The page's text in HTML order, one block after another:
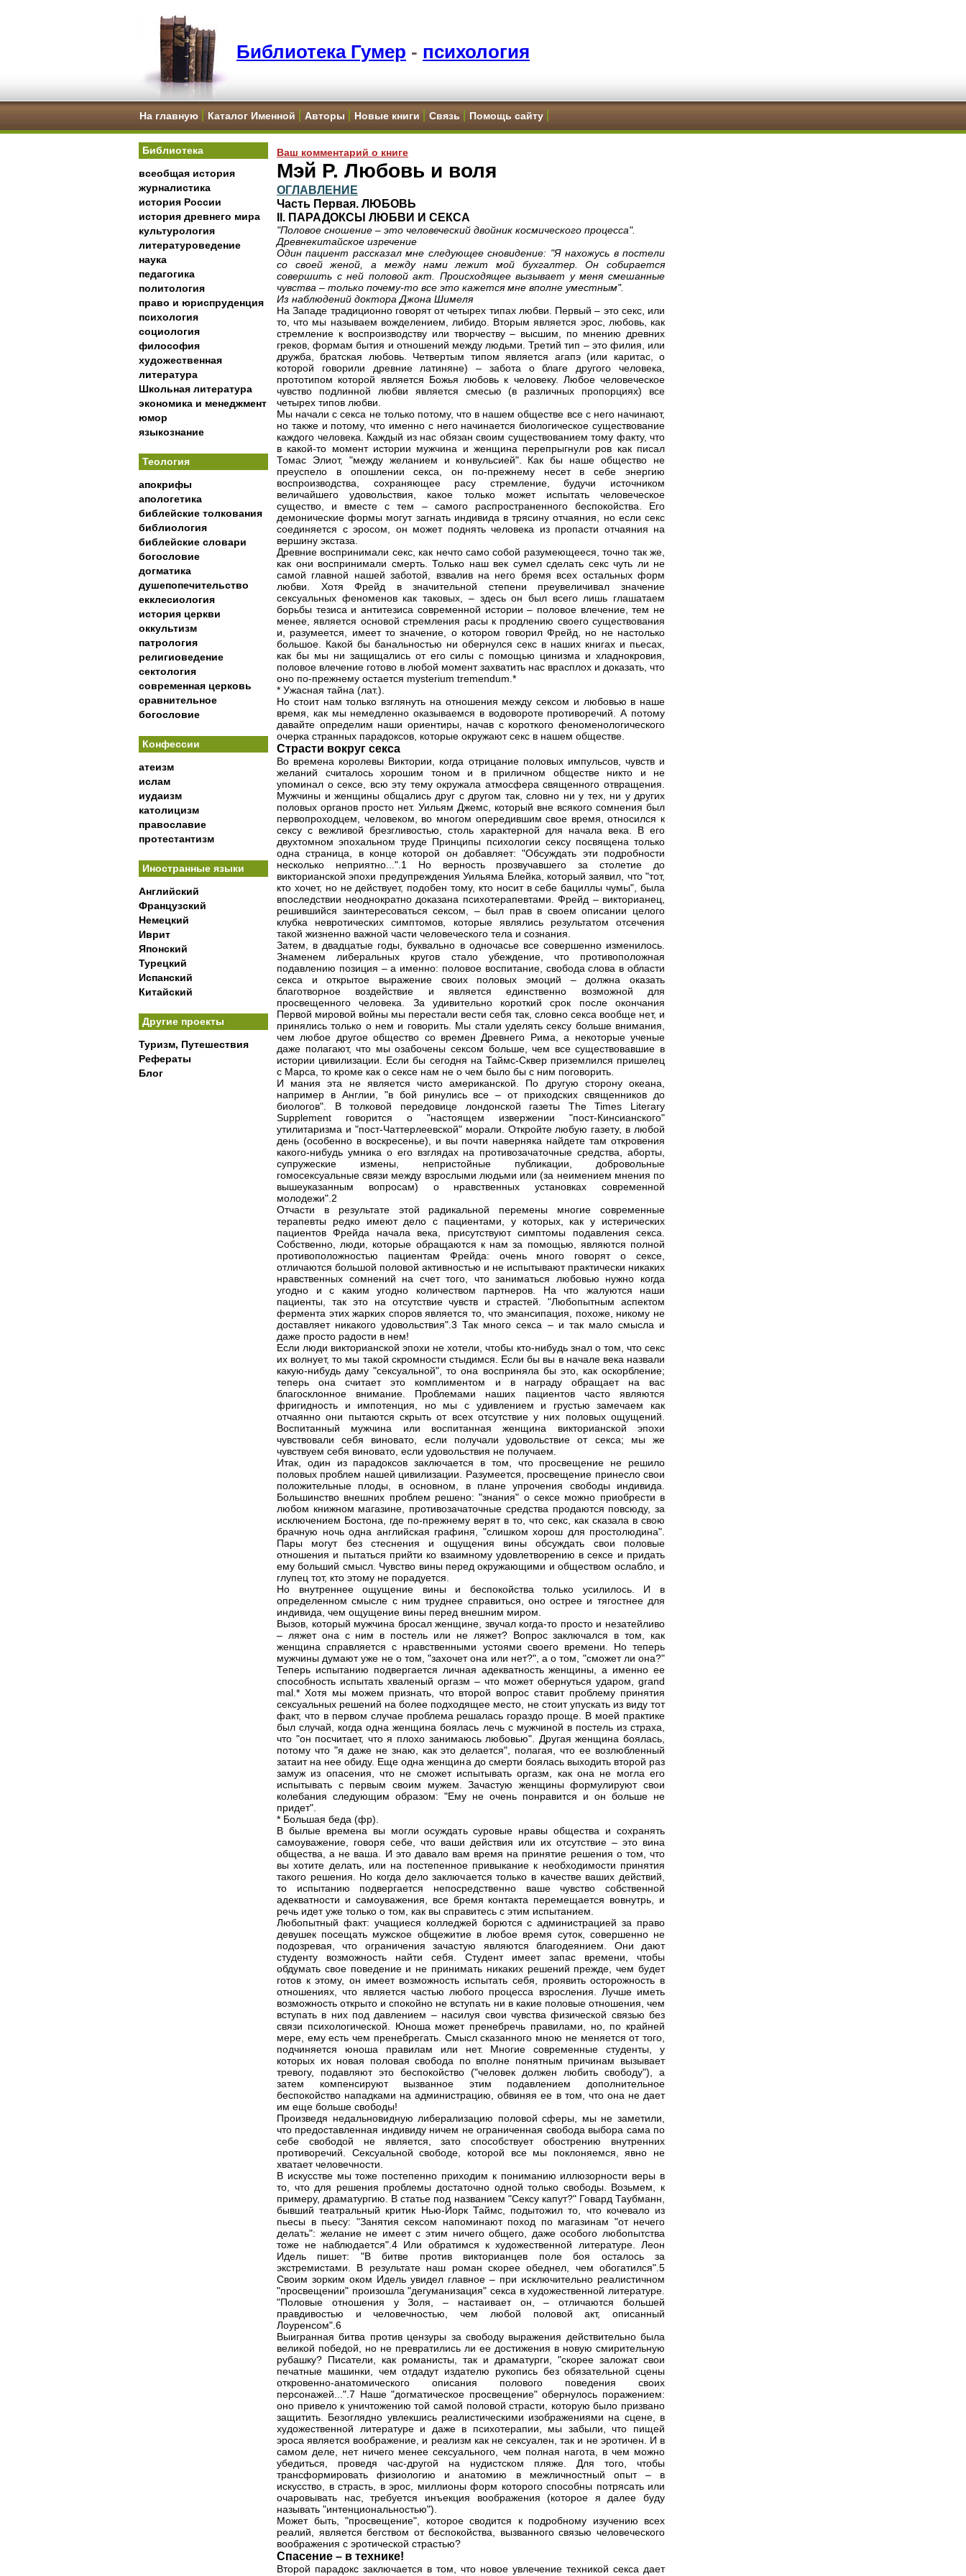
Библиотека Гумер - психология
На главную Каталог Именной Авторы Новые книги Связь Помощь сайту
Библиотека
всеобщая история
журналистика
история России
история древнего мира
культурология
литературоведение
наука
педагогика
политология
право и юриспруденция
психология
социология
философия
художественная
литература
Школьная литература
экономика и менеджмент
юмор
языкознание
Теология
апокрифы
апологетика
библейские толкования
библиология
библейские словари
богословие
догматика
душепопечительство
екклесиология
история церкви
оккультизм
патрология
религиоведение
сектология
современная церковь
сравнительное
богословие
Конфессии
атеизм
ислам
иудаизм
католицизм
православие
протестантизм
Иностранные языки
Английский
Французский
Немецкий
Иврит
Японский
Турецкий
Испанский
Китайский
Другие проекты
Туризм, Путешествия
Рефераты
Блог
Ваш комментарий о книге
Мэй Р. Любовь и воля
ОГЛАВЛЕНИЕ
Часть Первая. ЛЮБОВЬ
II. ПАРАДОКСЫ ЛЮБВИ И СЕКСА
"Половое сношение – это человеческий двойник космического процесса".
Древнекитайское изречение
Один пациент рассказал мне следующее сновидение: "Я нахожусь в постели
со своей женой, а между нами лежит мой бухгалтер. Он собирается
совершить с ней половой акт. Происходящее вызывает у меня смешанные
чувства – только почему-то все это кажется мне вполне уместным".
Из наблюдений доктора Джона Шимеля
На Западе традиционно говорят от четырех типах любви. Первый – это секс, или
то, что мы называем вожделением, либидо. Вторым является эрос, любовь, как
стремление к воспроизводству или творчеству – высшим, по мнению древних
греков, формам бытия и отношений между людьми. Третий тип – это филия, или
дружба, братская любовь. Четвертым типом является агапэ (или каритас, о
которой говорили древние латиняне) – забота о благе другого человека,
прототипом которой является Божья любовь к человеку. Любое человеческое
чувство подлинной любви является смесью (в различных пропорциях) все
четырех типов любви.
Мы начали с секса не только потому, что в нашем обществе все с него начинают,
но также и потому, что именно с него начинается биологическое существование
каждого человека. Каждый из нас обязан своим существованием тому факту, что
в какой-то момент истории мужчина и женщина перепрыгнули ров как писал
Томас Элиот, "между желанием и конвульсией". Как бы наше общество не
преуспело в опошлении секса, он по-прежнему несет в себе энергию
воспроизводства, сохраняющее расу стремление, будучи источником
величайшего удовольствия, какое только может испытать человеческое
существо, и вместе с тем – самого распространенного беспокойства. Его
демонические формы могут загнать индивида в трясину отчаяния, но если секс
соединяется с эросом, он может поднять человека из пропасти отчаяния на
вершину экстаза.
Древние воспринимали секс, как нечто само собой разумеющееся, точно так же,
как они воспринимали смерть. Только наш век сумел сделать секс чуть ли не
самой главной нашей заботой, взвалив на него бремя всех остальных форм
любви. Хотя Фрейд в значительной степени преувеличивал значение
сексуальных феноменов как таковых, – здесь он был всего лишь глашатаем
борьбы тезиса и антитезиса современной истории – половое влечение, тем не
менее, является основой стремления расы к продлению своего существования
и, разумеется, имеет то значение, о котором говорил Фрейд, но не настолько
большое. Какой бы банальностью ни обернулся секс в наших книгах и пьесах,
как бы мы ни защищались от его силы с помощью цинизма и хладнокровия,
половое влечение готово в любой момент захватить нас врасплох и доказать, что
оно по-прежнему остается mysterium tremendum.*
* Ужасная тайна (лат.).
Но стоит нам только взглянуть на отношения между сексом и любовью в наше
время, как мы немедленно оказываемся в водовороте противоречий. А потому
давайте определим наши ориентиры, начав с короткого феноменологического
очерка странных парадоксов, которые окружают секс в нашем обществе.
Страсти вокруг секса
Во времена королевы Виктории, когда отрицание половых импульсов, чувств и
желаний считалось хорошим тоном и в приличном обществе никто и не
упоминал о сексе, всю эту тему окружала атмосфера священного отвращения.
Мужчины и женщины общались друг с другом так, словно ни у тех, ни у других
половых органов просто нет. Уильям Джемс, который вне всякого сомнения был
первопроходцем, человеком, во многом опередившим свое время, относился к
сексу с вежливой брезгливостью, столь характерной для начала века. В его
двухтомном эпохальном труде Принципы психологии сексу посвящена только
одна страница, в конце которой он добавляет: "Обсуждать эти подробности
несколько неприятно...".1 Но верность прозвучавшего за столетие до
викторианской эпохи предупреждения Уильяма Блейка, который заявил, что "тот,
кто хочет, но не действует, подобен тому, кто носит в себе бациллы чумы", была
впоследствии неоднократно доказана психотерапевтами. Фрейд – викторианец,
решившийся заинтересоваться сексом, – был прав в своем описании целого
клубка невротических симптомов, которые являлись результатом отсечения
такой жизненно важной части человеческого тела и сознания.
Затем, в двадцатые годы, буквально в одночасье все совершенно изменилось.
Знаменем либеральных кругов стало убеждение, что противоположная
подавлению позиция – а именно: половое воспитание, свобода слова в области
секса и открытое выражение своих половых эмоций – должна оказать
благотворное воздействие и является единственно возможной для
просвещенного человека. За удивительно короткий срок после окончания
Первой мировой войны мы перестали вести себя так, словно секса вообще нет, и
принялись только о нем и говорить. Мы стали уделять сексу больше внимания,
чем любое другое общество со времен Древнего Рима, а некоторые ученые
даже полагают, что мы озабочены сексом больше, чем все существовавшие в
истории цивилизации. Если бы сегодня на Таймс-Сквер приземлился пришелец
с Марса, то кроме как о сексе нам не о чем было бы с ним поговорить.
И мания эта не является чисто американской. По другую сторону океана,
например в Англии, "в бой ринулись все – от приходских священников до
биологов". В толковой передовице лондонской газеты The Times Literary
Supplement говорится о "настоящем извержении "пост-Кинсианского"
утилитаризма и "пост-Чаттерлеевской" морали. Откройте любую газету, в любой
день (особенно в воскресенье), и вы почти наверняка найдете там откровения
какого-нибудь умника о его взглядах на противозачаточные средства, аборты,
супружеские измены, непристойные публикации, добровольные
гомосексуальные связи между взрослыми людьми или (за неимением мнения по
вышеуказанным вопросам) о нравственных установках современной
молодежи".2
Отчасти в результате этой радикальной перемены многие современные
терапевты редко имеют дело с пациентами, у которых, как у истерических
пациентов Фрейда начала века, присутствуют симптомы подавления секса.
Собственно, люди, которые обращаются к нам за помощью, являются полной
противоположностью пациентам Фрейда: очень много говорят о сексе,
отличаются большой половой активностью и не испытывают практически никаких
нравственных сомнений на счет того, что заниматься любовью нужно когда
угодно и с каким угодно количеством партнеров. На что жалуются наши
пациенты, так это на отсутствие чувств и страстей. "Любопытным аспектом
фермента этих жарких споров является то, что эмансипация, похоже, никому не
доставляет никакого удовольствия".3 Так много секса – и так мало смысла и
даже просто радости в нем!
Если люди викторианской эпохи не хотели, чтобы кто-нибудь знал о том, что секс
их волнует, то мы такой скромности стыдимся. Если бы вы в начале века назвали
какую-нибудь даму "сексуальной", то она восприняла бы это, как оскорбление;
теперь она считает это комплиментом и в награду обращает на вас
благосклонное внимание. Проблемами наших пациентов часто являются
фригидность и импотенция, но мы с удивлением и грустью замечаем как
отчаянно они пытаются скрыть от всех отсутствие у них половых ощущений.
Воспитанный мужчина или воспитанная женщина викторианской эпохи
чувствовали себя виновато, если получали удовольствие от секса; мы же
чувствуем себя виновато, если удовольствия не получаем.
Итак, один из парадоксов заключается в том, что просвещение не решило
половых проблем нашей цивилизации. Разумеется, просвещение принесло свои
положительные плоды, в основном, в плане упрочения свободы индивида.
Большинство внешних проблем решено: "знания" о сексе можно приобрести в
любом книжном магазине, противозачаточные средства продаются повсюду, за
исключением Бостона, где по-прежнему верят в то, что секс, как сказала в свою
брачную ночь одна английская графиня, "слишком хорош для простолюдина".
Пары могут без стеснения и ощущения вины обсуждать свои половые
отношения и пытаться прийти ко взаимному удовлетворению в сексе и придать
ему больший смысл. Чувство вины перед окружающими и обществом ослабло, и
глупец тот, кто этому не порадуется.
Но внутреннее ощущение вины и беспокойства только усилилось. И в
определенном смысле с ним труднее справиться, оно острее и тягостнее для
индивида, чем ощущение вины перед внешним миром.
Вызов, который мужчина бросал женщине, звучал когда-то просто и незатейливо
– ляжет она с ним в постель или не ляжет? Вопрос заключался в том, как
женщина справляется с нравственными устоями своего времени. Но теперь
мужчины думают уже не о том, "захочет она или нет?", а о том, "сможет ли она?"
Теперь испытанию подвергается личная адекватность женщины, а именно ее
способность испытать хваленый оргазм – что может обернуться ударом, grand
mal.* Хотя мы можем признать, что второй вопрос ставит проблему принятия
сексуальных решений на более подходящее место, не стоит упускать из виду тот
факт, что в первом случае проблема решалась гораздо проще. В моей практике
был случай, когда одна женщина боялась лечь с мужчиной в постель из страха,
что "он посчитает, что я плохо занимаюсь любовью". Другая женщина боялась,
потому что "я даже не знаю, как это делается", полагая, что ее возлюбленный
затаит на нее обиду. Еще одна женщина до смерти боялась выходить второй раз
замуж из опасения, что не сможет испытывать оргазм, как она не могла его
испытывать с первым своим мужем. Зачастую женщины формулируют свои
колебания следующим образом: "Ему не очень понравится и он больше не
придет".
* Большая беда (фр).
В былые времена вы могли осуждать суровые нравы общества и сохранять
самоуважение, говоря себе, что ваши действия или их отсутствие – это вина
общества, а не ваша. И это давало вам время на принятие решения о том, что
вы хотите делать, или на постепенное привыкание к необходимости принятия
такого решения. Но когда дело заключается только в качестве ваших действий,
то испытанию подвергается непосредственно ваше чувство собственной
адекватности и самоуважения, все бремя контакта перемещается вовнутрь, и
речь идет уже только о том, как вы справитесь с этим испытанием.
Любопытный факт: учащиеся колледжей борются с администрацией за право
девушек посещать мужское общежитие в любое время суток, совершенно не
подозревая, что ограничения зачастую являются благодеянием. Они дают
студенту возможность найти себя. Студент имеет запас времени, чтобы
обдумать свое поведение и не принимать никаких решений прежде, чем будет
готов к этому, он имеет возможность испытать себя, проявить осторожность в
отношениях, что является частью любого процесса взросления. Лучше иметь
возможность открыто и спокойно не вступать ни в какие половые отношения, чем
вступать в них под давлением – насилуя свои чувства физической связью без
связи психологической. Юноша может пренебречь правилами, но, по крайней
мере, ему есть чем пренебрегать. Смысл сказанного мною не меняется от того,
подчиняется юноша правилам или нет. Многие современные студенты, у
которых их новая половая свобода по вполне понятным причинам вызывает
тревогу, подавляют это беспокойство ("человек должен любить свободу"), а
затем компенсируют вызванное этим подавлением дополнительное
беспокойство нападками на администрацию, обвиняя ее в том, что она не дает
им еще больше свободы!
Произведя недальновидную либерализацию половой сферы, мы не заметили,
что предоставленная индивиду ничем не ограниченная свобода выбора сама по
себе свободой не является, зато способствует обострению внутренних
противоречий. Сексуальной свободе, которой все мы поклоняемся, явно не
хватает человечности.
В искусстве мы тоже постепенно приходим к пониманию иллюзорности веры в
то, что для решения проблемы достаточно одной только свободы. Возьмем, к
примеру, драматургию. В статье под названием "Сексу капут?" Говард Таубманн,
бывший театральный критик Нью-Йорк Таймс, подытожил то, что кочевало из
пьесы в пьесу: "Занятия сексом напоминают поход по магазинам "от нечего
делать": желание не имеет с этим ничего общего, даже особого любопытства
тоже не наблюдается".4 Или обратимся к художественной литературе. Леон
Идель пишет: "В битве против викторианцев поле боя осталось за
экстремистами. В результате наш роман скорее обеднел, чем обогатился".5
Своим зорким оком Идель увидел главное – при исключительно реалистичном
"просвещении" произошла "дегуманизация" секса в художественной литературе.
"Половые отношения у Золя, – настаивает он, – отличаются большей
правдивостью и человечностью, чем любой половой акт, описанный
Лоуренсом".6
Выигранная битва против цензуры за свободу выражения действительно была
великой победой, но не превратились ли ее достижения в новую смирительную
рубашку? Писатели, как романисты, так и драматурги, "скорее заложат свои
печатные машинки, чем отдадут издателю рукопись без обязательной сцены
откровенно-анатомического описания полового поведения своих
персонажей...".7 Наше "догматическое просвещение" обернулось поражением:
оно привело к уничтожению той самой половой страсти, которую было призвано
защитить. Безоглядно увлекшись реалистическими изображениями на сцене, в
художественной литературе и даже в психотерапии, мы забыли, что пищей
эроса является воображение, и реализм как не сексуален, так и не эротичен. И в
самом деле, нет ничего менее сексуального, чем полная нагота, в чем можно
убедиться, проведя час-другой на нудистском пляже. Для того, чтобы
трансформировать физиологию и анатомию в межличностный опыт – в
искусство, в страсть, в эрос, миллионы форм которого способны потрясать или
очаровывать нас, требуется инъекция воображения (которое я далее буду
называть "интенциональностью").
Может быть, "просвещение", которое сводится к подробному изучению всех
реалий, является бегством от беспокойства, вызванного связью человеческого
воображения с эротической страстью?
Спасение – в технике!
Второй парадокс заключается в том, что новое увлечение техникой секса дает